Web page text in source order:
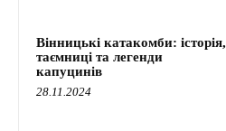
Вінницькі катакомби: історія,
таємниці та легенди
капуцинів
28.11.2024